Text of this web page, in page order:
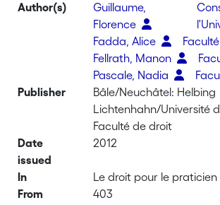
Author(s)
Guillaume,
Florence
Fadda, Alice
Fellrath, Manon
Pascale, Nadia
Publisher
Bâle/Neuchâtel: Helbing
Lichtenhahn/Université
Faculté de droit
Date
issued
2012
In
Le droit pour le praticien
From
403